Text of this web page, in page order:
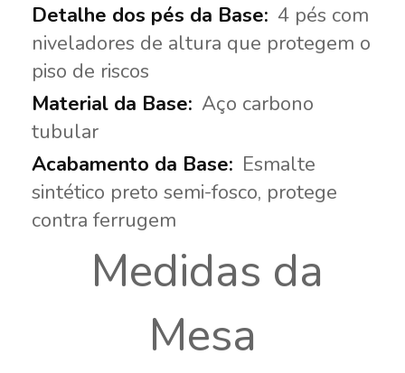
4 pés com
niveladores de altura que protegem o
piso de riscos
Aço carbono
tubular
Esmalte
sintético preto semi-fosco, protege
contra ferrugem
Medidas da
Mesa